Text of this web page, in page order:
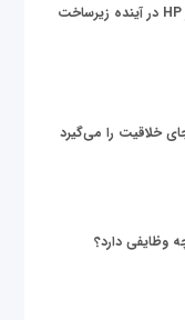
زیر پوست دنیای داده؛ نقش سرور HP در آینده زیرساخت
خلاقیت را می‌گیرد
وظایفی دارد؟